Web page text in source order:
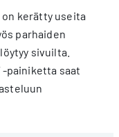
kerätty useita
parhaiden
sivuilta.
-painiketta saat